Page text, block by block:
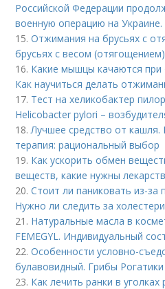
Российской Федерации
военную операцию на Украине.
15.Отжимания на брусьях с
брусьях с весом
16. Какие мышцы качаются при
Как научиться делать
17. Тест на хеликобактер
Helicobacter pylori –
18. Лучшее средство от
терапия: рациональный выбор
19. Как ускорить обмен
веществ, какие нужны
20.Стоит ли паниковать из-за
Нужно ли следить за
21. Натуральные масла в
FEMEGYL. Индивидуальный
22.Особенности условно-
булавовидный. Грибы Рогатики
23. Как лечить ранки в